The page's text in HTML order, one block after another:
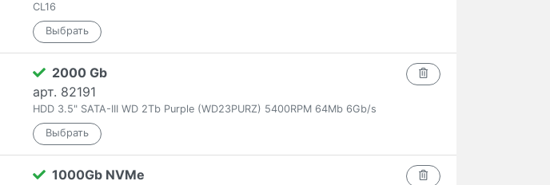
CL16
2000 Gb
арт. 82191
HDD 3.5" SATA-III WD 2Tb Purple (WD23PURZ) 5400RPM 64Mb 6Gb/s
1000Gb NVMe